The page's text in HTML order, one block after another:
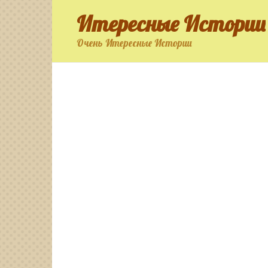
Итересные Истории
Очень Итересные Истории